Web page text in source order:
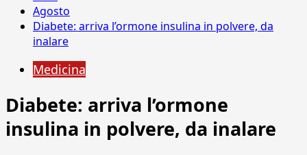
Agosto
Diabete: arriva l’ormone insulina in polvere, da
inalare
Medicina
Diabete: arriva l’ormone
insulina in polvere, da inalare